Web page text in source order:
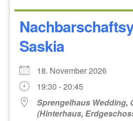
Saskia
18. November 2026
19:30 - 20:45
Sprengelhaus Wedding,
(Hinterhaus,